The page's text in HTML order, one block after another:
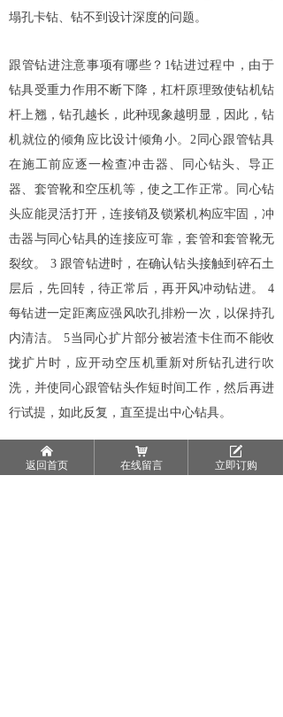
塌孔卡钻、钻不到设计深度的问题。
跟管钻进注意事项有哪些？1钻进过程中，由于
钻具受重力作用不断下降，杠杆原理致使钻机钻
杆上翘，钻孔越长，此种现象越明显，因此，钻
机就位的倾角应比设计倾角小。2同心跟管钻具
在施工前应逐一检查冲击器、同心钻头、导正
器、套管靴和空压机等，使之工作正常。同心钻
头应能灵活打开，连接销及锁紧机构应牢固，冲
击器与同心钻具的连接应可靠，套管和套管靴无
裂纹。 3 跟管钻进时，在确认钻头接触到碎石土
层后，先回转，待正常后，再开风冲动钻进。 4
每钻进一定距离应强风吹孔排粉一次，以保持孔
内清洁。 5当同心扩片部分被岩渣卡住而不能收
拢扩片时，应开动空压机重新对所钻孔进行吹
洗，并使同心跟管钻头作短时间工作，然后再进
行试提，如此反复，直至提出中心钻具。
上一篇：无
낀
返回首页
낙
在线留言
녁
立即订购